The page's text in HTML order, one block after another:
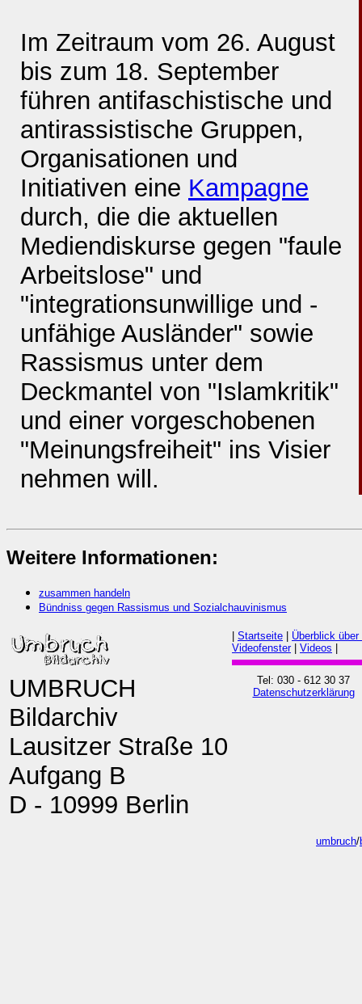
Im Zeitraum vom 26. August
bis zum 18. September
führen antifaschistische und
antirassistische Gruppen,
Organisationen und
Initiativen eine Kampagne
durch, die die aktuellen
Mediendiskurse gegen "faule
Arbeitslose" und
"integrationsunwillige und -
unfähige Ausländer" sowie
Rassismus unter dem
Deckmantel von "Islamkritik"
und einer vorgeschobenen
"Meinungsfreiheit" ins Visier
nehmen will.
Weitere Informationen:
zusammen handeln
Bündniss gegen Rassismus und Sozialchauvinismus
Startseite
Überblick
Videofenster| Videos
UMBRUCH
Bildarchiv
Lausitzer Straße 10
Aufgang B
D - 10999 Berlin
Tel: 030 - 612 30 37
Datenschutzerklärung
umbruch/